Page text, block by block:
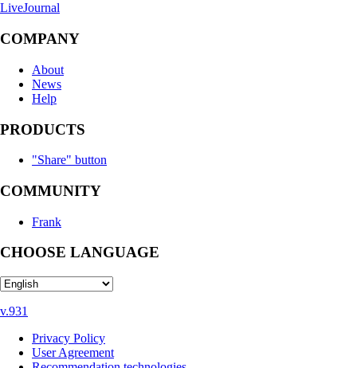
LiveJournal
COMPANY
About
News
Help
PRODUCTS
"Share" button
COMMUNITY
Frank
CHOOSE LANGUAGE
v.931
Privacy Policy
User Agreement